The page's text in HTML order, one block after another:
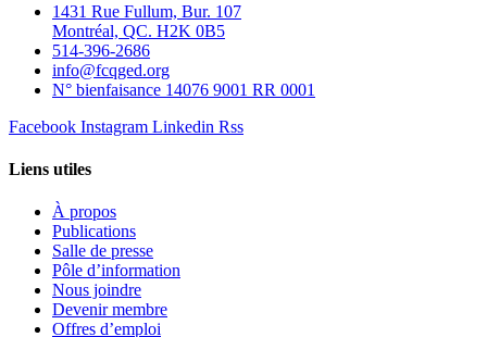
1431 Rue Fullum, Bur. 107
Montréal, QC. H2K 0B5
514-396-2686
info@fcqged.org
N° bienfaisance 14076 9001 RR 0001
Facebook Instagram Linkedin Rss
Liens utiles
À propos
Publications
Salle de presse
Pôle d’information
Nous joindre
Devenir membre
Offres d’emploi